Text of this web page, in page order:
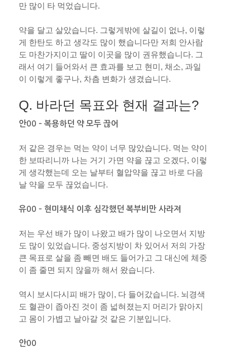
만 많이 타 먹었습니다.
약을 달고 살았습니다. 그렇게밖에 살길이 없나, 이렇
게 한탄도 하고 생각도 많이 했습니다만 저희 안사람
도 마찬가지이고 딸이 이곳을 많이 권유했습니다. 그
래서 여기 들어와서 큰 효과를 보고 현미, 채소, 과일
이 이렇게 좋구나, 차츰 변화가 생겼습니다.
Q. 바라던 목표와 현재 결과는?
안00 – 복용하던 약 모두 끊어
저 같은 경우는 먹는 약이 너무 많았습니다. 먹는 약이
한 보따리니까 나는 거기 가면 약을 끊고 오겠다, 이렇
게 생각했는데 오는 날부터 혈압약을 끊고 바로 다음
날 약을 모두 끊었습니다.
유00 – 현미채식 이후 심각했던 복부비만 사라져
저는 우선 배가 많이 나왔고 배가 많이 나오면서 지방
도 많이 있었습니다. 중성지방이 차 있어서 저의 가장
큰 목표로 살을 좀 빼면 배도 들어가고 그 대신에 체중
이 좀 줄면 되지 않을까 해서 왔습니다.
역시 보시다시피 배가 많이, 다 들어갔습니다. 뇌경색
도 혈관이 좁아진 것이 좀 넓혀졌는지 머리가 맑아지
고 몸이 가볍고 날아갈 것 같은 기분입니다.
안00